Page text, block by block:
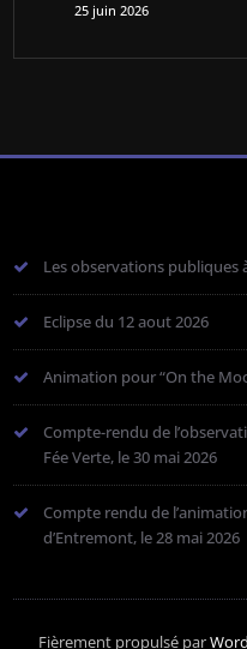
25 juin 2026
Les observations publiques
Eclipse du 12 aout 2026
Animation pour “On the
Compte-rendu de
Fée Verte, le 30 mai 2026
Compte rendu de
d’Entremont, le 28 mai 2026
Fièrement propulsé par